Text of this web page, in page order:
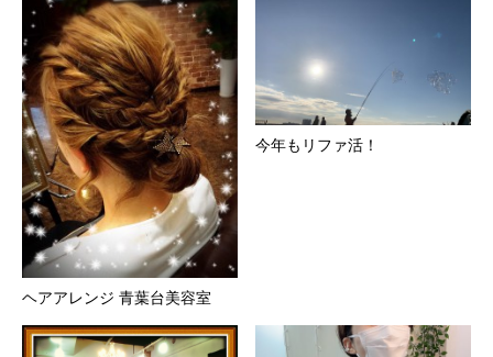
ヘアアレンジ 青葉台美容室
今年もリファ活！